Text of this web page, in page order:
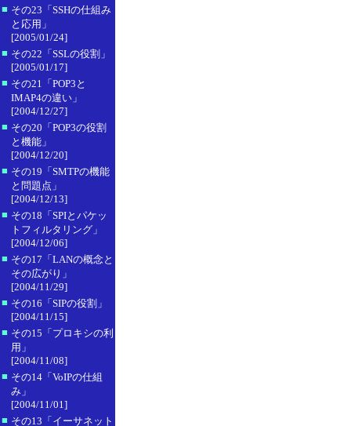
■ その23「SSHの仕組み
と応用」
[2005/01/24]
■ その22「SSLの役割」
[2005/01/17]
■ その21「POP3と
IMAP4の違い」
[2004/12/27]
■ その20「POP3の役割
と機能」
[2004/12/20]
■ その19「SMTPの機能
と問題点」
[2004/12/13]
■ その18「SPIとパケッ
トフィルタリング」
[2004/12/06]
■ その17「LANの概念と
その広がり」
[2004/11/29]
■ その16「SIPの役割」
[2004/11/15]
■ その15「プロキシの利
用」
[2004/11/08]
■ その14「VoIPの仕組
み」
[2004/11/01]
■ その13「イーサネット